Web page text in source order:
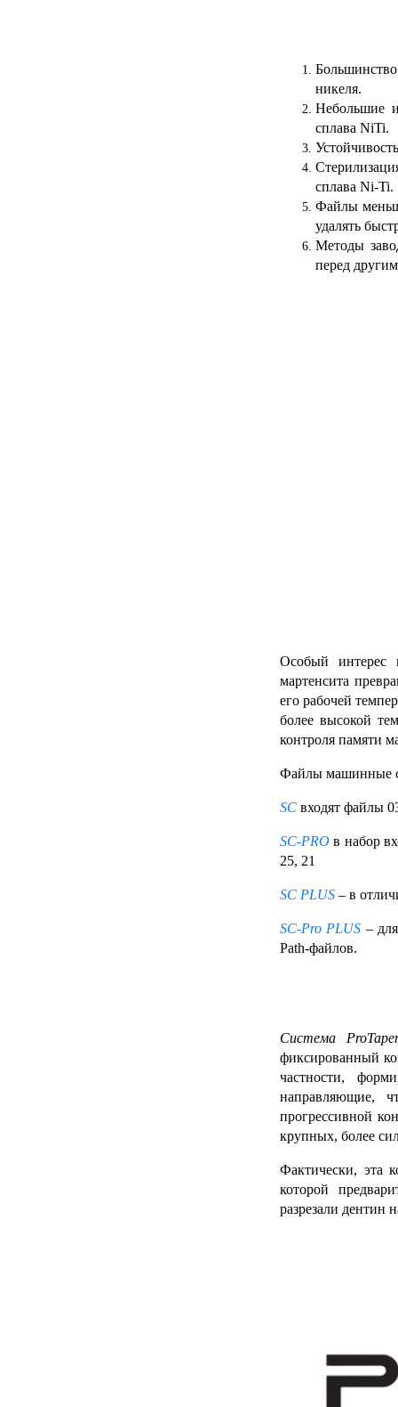
никеля.
Небольшие
сплава NiTi.
сплава Ni-Ti.
Файлы
удалять
Методы
перед
Особый интерес
мартенсита
его рабочей
более высокой
контроля памяти
Файлы машинные
SC входят файлы
SC-PRO в набор
25, 21
SC PLUS – в
SC-Pro PLUS –
Path-файлов.
Система
фиксированный
частности,
направляющие,
прогрессивной
крупных, более
Фактически, эта
которой
разрезали дентин